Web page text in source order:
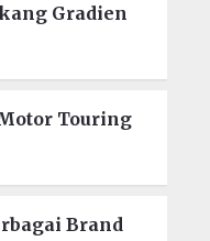
Gradien
Touring
Brand